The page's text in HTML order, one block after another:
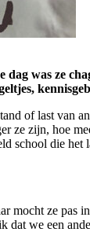
was ze
of last
ze zijn, hoe
school die het
ze
dat we een